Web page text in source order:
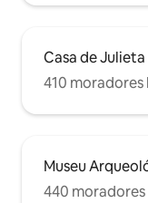
Casa de Julieta
410
Museu
440